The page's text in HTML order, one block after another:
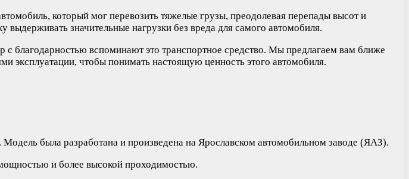
который мог перевозить тяжелые грузы, преодолевая перепады высот и
значительные нагрузки без вреда для самого автомобиля.
благодарностью вспоминают это транспортное средство. Мы предлагаем вам ближе
эксплуатации, чтобы понимать настоящую ценность этого автомобиля.
была разработана и произведена на Ярославском автомобильном заводе (ЯАЗ).
и более высокой проходимостью.